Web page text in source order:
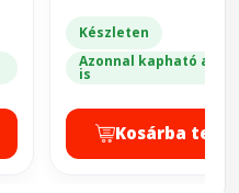
Készleten
Azonnal kapható a
is
Kosárba